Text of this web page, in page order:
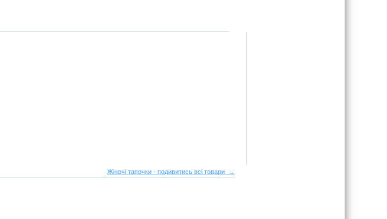
Жіночі тапочки - подивитись всі товари →